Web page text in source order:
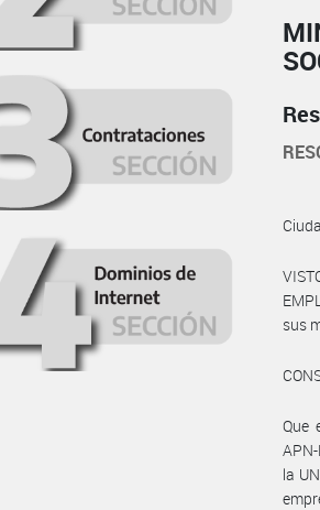
sus
Que
la